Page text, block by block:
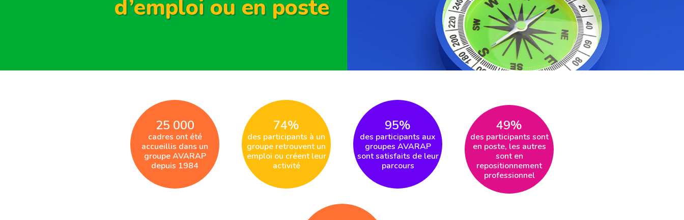
d’emploi ou en poste
25 000
cadres ont été
accueillis dans un
groupe AVARAP
depuis 1984
74%
des participants à un
groupe retrouvent un
emploi ou créent leur
activité
95%
des participants aux
groupes AVARAP
sont satisfaits de leur
parcours
49%
des participants sont
en poste, les autres
sont en
repositionnement
professionnel